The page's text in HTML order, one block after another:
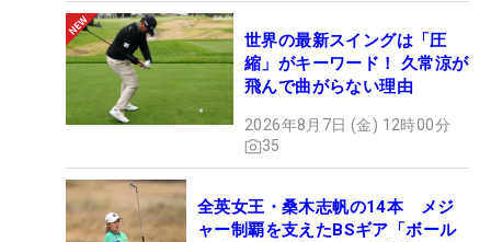
世界の最新スイングは「圧
縮」がキーワード！ 久常涼が
飛んで曲がらない理由
2026年8月7日 (金) 12時00分
35
全英女王・桑木志帆の14本 メジ
ャー制覇を支えたBSギア「ボール